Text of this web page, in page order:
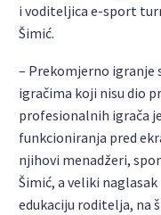
i voditeljica e-sport
Šimić.
– Prekomjerno igranje
igračima koji nisu dio
profesionalnih igrača
funkcioniranja pred
njihovi menadžeri,
Šimić, a veliki
edukaciju roditelja, na